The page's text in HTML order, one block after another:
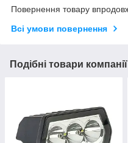
Повернення товару
Всі умови повернення
Подібні товари компанії